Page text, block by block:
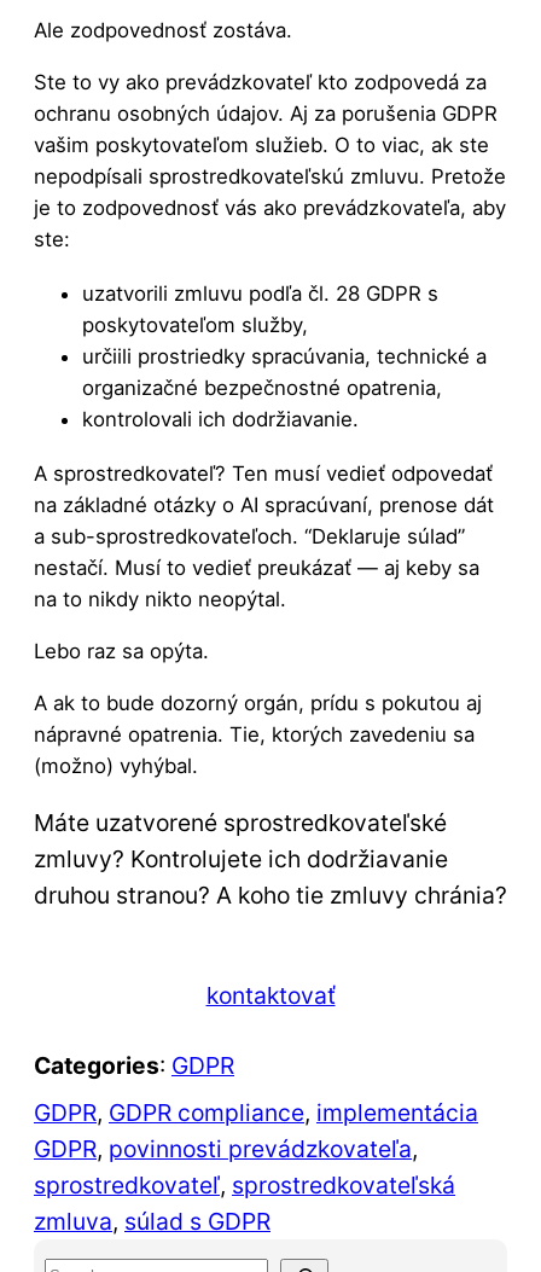
Ale zodpovednosť zostáva.
Ste to vy ako prevádzkovateľ kto zodpovedá za
ochranu osobných údajov. Aj za porušenia GDPR
vašim poskytovateľom služieb. O to viac, ak ste
nepodpísali sprostredkovateľskú zmluvu. Pretože
je to zodpovednosť vás ako prevádzkovateľa, aby
ste:
uzatvorili zmluvu podľa čl. 28 GDPR s
poskytovateľom služby,
určiili prostriedky spracúvania, technické a
organizačné bezpečnostné opatrenia,
kontrolovali ich dodržiavanie.
A sprostredkovateľ? Ten musí vedieť odpovedať
na základné otázky o AI spracúvaní, prenose dát
a sub-sprostredkovateľoch. “Deklaruje súlad”
nestačí. Musí to vedieť preukázať — aj keby sa
na to nikdy nikto neopýtal.
Lebo raz sa opýta.
A ak to bude dozorný orgán, prídu s pokutou aj
nápravné opatrenia. Tie, ktorých zavedeniu sa
(možno) vyhýbal.
Máte uzatvorené sprostredkovateľské
zmluvy? Kontrolujete ich dodržiavanie
druhou stranou? A koho tie zmluvy chránia?
kontaktovať
Categories: GDPR
GDPR, GDPR compliance, implementácia
GDPR, povinnosti prevádzkovateľa
sprostredkovateľ, sprostredkovateľská
zmluva, súlad s GDPR